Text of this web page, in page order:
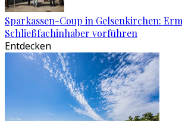
Sparkassen-Coup in Gelsenkirchen:
Schließfachinhaber vorführen
Entdecken